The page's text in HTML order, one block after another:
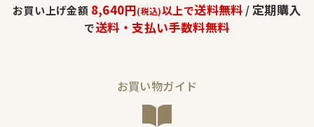
お買い上げ金額 8,640円(税込)以上で送料無料 /定期購入
で送料・支払い手数料無料
お買い物ガイド